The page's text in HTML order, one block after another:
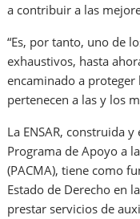
a contribuir a las
“Es, por tanto, uno de
exhaustivos, hasta
encaminado a
pertenecen a las y los
La ENSAR, construida
Programa de Apoyo a
(PACMA), tiene como
Estado de Derecho en
prestar servicios de